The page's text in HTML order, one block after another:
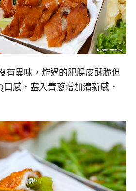
有異味，炸過的肥腸皮酥脆但
口感，塞入青蔥增加清新感，